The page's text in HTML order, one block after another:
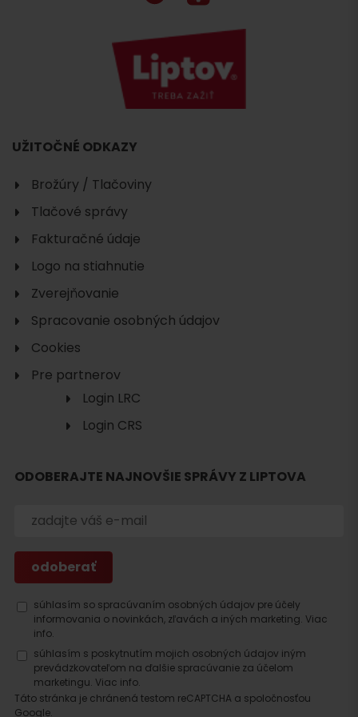
Hľadať
UŽITOČNÉ ODKAZY
Brožúry / Tlačoviny
Tlačové správy
Fakturačné údaje
Logo na stiahnutie
Zverejňovanie
Spracovanie osobných údajov
Cookies
Pre partnerov
Login LRC
Login CRS
ODOBERAJTE NAJNOVŠIE SPRÁVY Z LIPTOVA
súhlasím so spracúvaním osobných údajov pre účely
informovania o novinkách, zľavách a iných marketing. Viac
info.
súhlasím s poskytnutím mojich osobných údajov iným
prevádzkovateľom na ďalšie spracúvanie za účelom
marketingu. Viac info.
Táto stránka je chránená testom reCAPTCHA a spoločnosťou
Google.